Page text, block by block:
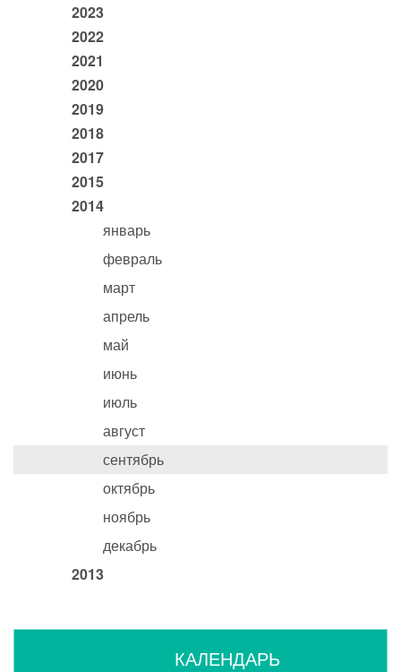
2023
2022
2021
2020
2019
2018
2017
2015
2014
январь
февраль
март
апрель
май
июнь
июль
август
сентябрь
октябрь
ноябрь
декабрь
2013
КАЛЕНДАРЬ